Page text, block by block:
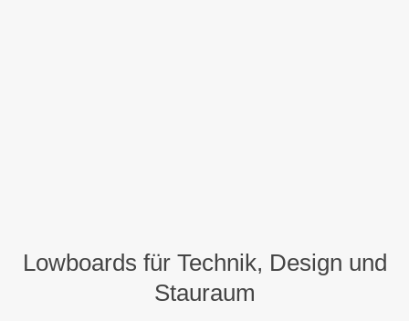
Lowboards für Technik, Design und
Stauraum